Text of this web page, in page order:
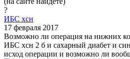
?
ИБС хсн
17 февраля 2017
Возможно ли операция на нижних
ИБС хсн 2 б и сахарный диабет и
исход операции и возможно ли